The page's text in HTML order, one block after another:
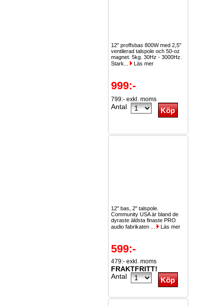
12" proffsbas 800W med 2,5"
ventilerad talspole och 50-oz
magnet. 5kg. 30Hz - 3000Hz.
Stark...
Läs mer
999:-
799:- exkl. moms
Antal
12" bas, 2" talspole.
Community USA är bland de
dyraste äldsta finaste PRO
audio fabrikaten ...
Läs mer
599:-
479:- exkl. moms
FRAKTFRITT!
Antal